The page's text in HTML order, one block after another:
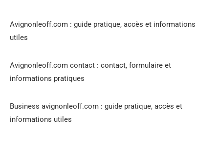
Avignonleoff.com : guide pratique, accès et informations
utiles
Avignonleoff.com contact : contact, formulaire et
informations pratiques
Business avignonleoff.com : guide pratique, accès et
informations utiles